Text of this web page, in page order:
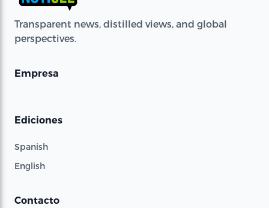
Transparent news, distilled views, and global
perspectives.
Empresa
Ediciones
Spanish
English
Contacto